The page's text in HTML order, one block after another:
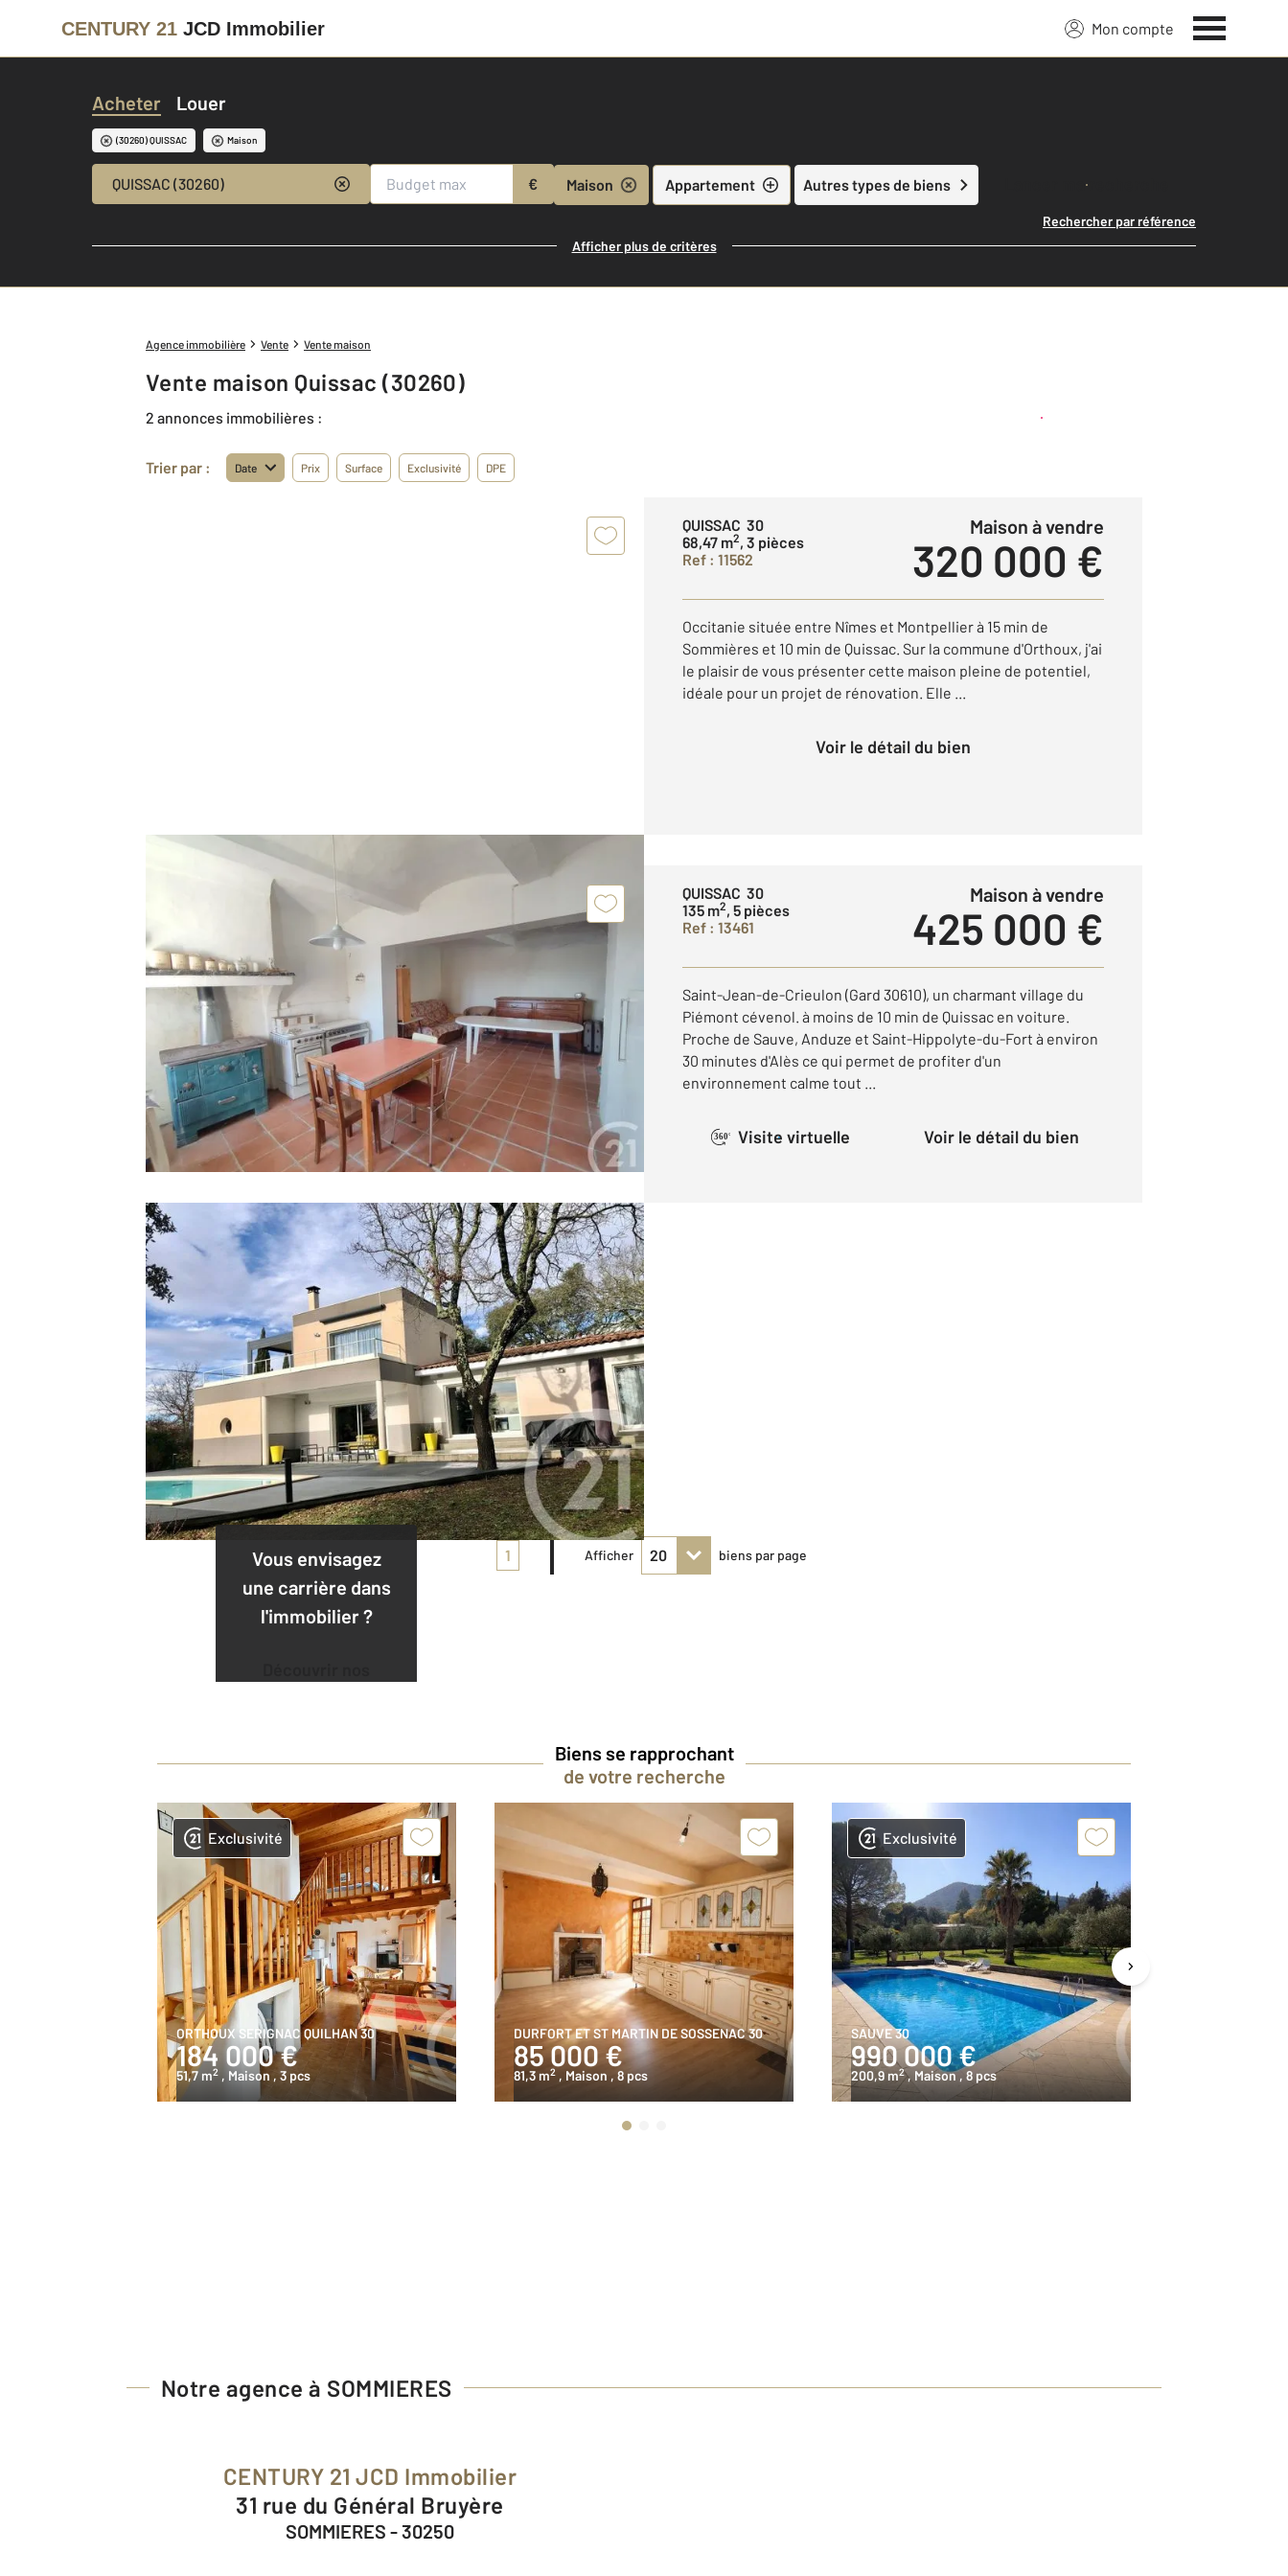
CENTURY 21 JCD Immobilier Mon compte
Acheter Louer
(30260) QUISSAC Maison
QUISSAC (30260) € Maison Appartement Autres types de biens Lancer ma recherche
Rechercher par référence
Afficher plus de critères
Agence immobilière Vente Vente maison
Vente maison Quissac (30260)
2 annonces immobilières : Créer une alerte
Trier par : Date Prix Surface Exclusivité DPE
QUISSAC 30
68,47 m2, 3 pièces
Ref : 11562
Maison à vendre
320 000 €
Occitanie située entre Nîmes et Montpellier à 15 min de
Sommières et 10 min de Quissac. Sur la commune d'Orthoux, j'ai
le plaisir de vous présenter cette maison pleine de potentiel,
idéale pour un projet de rénovation. Elle ...
Voir le détail du bien
QUISSAC 30
135 m2, 5 pièces
Ref : 13461
Maison à vendre
425 000 €
Saint-Jean-de-Crieulon (Gard 30610), un charmant village du
Piémont cévenol. à moins de 10 min de Quissac en voiture.
Proche de Sauve, Anduze et Saint-Hippolyte-du-Fort à environ
30 minutes d'Alès ce qui permet de profiter d'un
environnement calme tout ...
360° Visite virtuelle Voir le détail du bien
Vous envisagez
une carrière dans
l'immobilier ?
1 Afficher biens par page
Biens se rapprochant
de votre recherche
Exclusivité
ORTHOUX SERIGNAC QUILHAN 30
184 000 €
51,7 m2 , Maison , 3 pcs
DURFORT ET ST MARTIN DE SOSSENAC 30
85 000 €
81,3 m2 , Maison , 8 pcs
Exclusivité
SAUVE 30
990 000 €
200,9 m2 , Maison, 8 pcs
Notre agence à SOMMIERES
CENTURY 21 JCD Immobilier
31 rue du Général Bruyère
SOMMIERES - 30250